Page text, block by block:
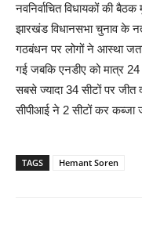
नवनिर्वाचित विधायकों की
झारखंड विधानसभा चुनाव के
गठबंधन पर लोगों ने आस्था
गई जबकि एनडीए को मात्र
सबसे ज्यादा 34 सीटों पर
सीपीआई ने 2 सीटों कर कब्जा
TAGS Hemant Soren